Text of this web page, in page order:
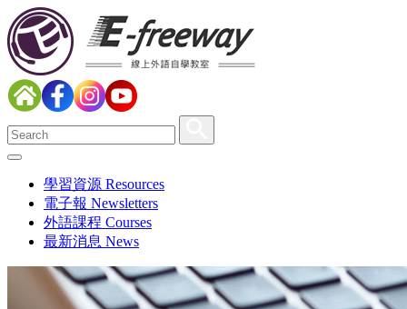
學習資源 Resources
電子報 Newsletters
外語課程 Courses
最新消息 News